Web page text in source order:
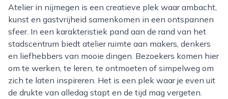
Atelier in nijmegen is een creatieve plek waar ambacht,
kunst en gastvrijheid samenkomen in een ontspannen
sfeer. In een karakteristiek pand aan de rand van het
stadscentrum biedt atelier ruimte aan makers, denkers
en liefhebbers van mooie dingen. Bezoekers komen hier
om te werken, te leren, te ontmoeten of simpelweg om
zich te laten inspireren. Het is een plek waar je even uit
de drukte van alledag stapt en de tijd mag vergeten.